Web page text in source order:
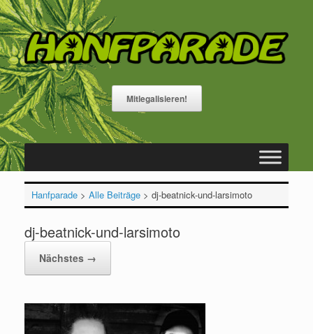
Zum
Inhalt
springen
Mitlegalisieren!
Hanfparade> Alle Beiträge> dj-beatnick-und-larsimoto
dj-beatnick-und-larsimoto
Nächstes →